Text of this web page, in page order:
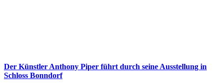
Der Künstler Anthony Piper führt durch seine Ausstellung in
Schloss Bonndorf